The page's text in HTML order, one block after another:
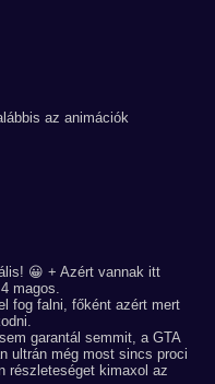
az animációk
😀 + Azért vannak itt
magos.
fog falni, főként azért mert
garantál semmit, a GTA
ultrán még most sincs proci
részleteséget kimaxol az